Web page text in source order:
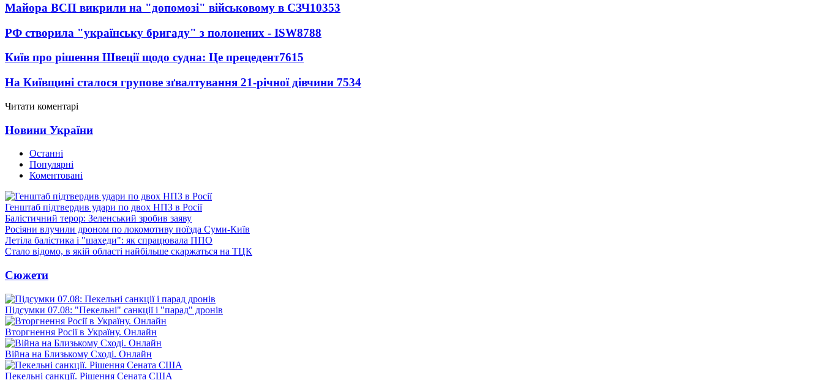
Майора ВСП викрили на "допомозі" військовому в СЗЧ10353
РФ створила "українську бригаду" з полонених - ISW8788
Київ про рішення Швеції щодо судна: Це прецедент7615
На Київщині сталося групове зґвалтування 21-річної дівчини 7534
Читати коментарі
Новини України
Останні
Популярні
Коментовані
Генштаб підтвердив удари по двох НПЗ в Росії
Балістичний терор: Зеленський зробив заяву
Росіяни влучили дроном по локомотиву поїзда Суми-Київ
Летіла балістика і "шахеди": як спрацювала ППО
Стало відомо, в якій області найбільше скаржаться на ТЦК
Сюжети
Підсумки 07.08: "Пекельні" санкції і "парад" дронів
Вторгнення Росії в Україну. Онлайн
Війна на Близькому Сході. Онлайн
Пекельні санкції. Рішення Сената США